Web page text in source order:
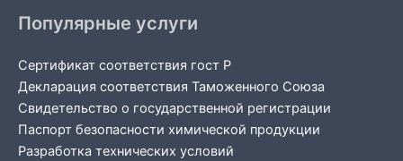
Популярные услуги
Сертификат соответствия гост Р
Декларация соответствия Таможенного Союза
Свидетельство о государственной регистрации
Паспорт безопасности химической продукции
Разработка технических условий